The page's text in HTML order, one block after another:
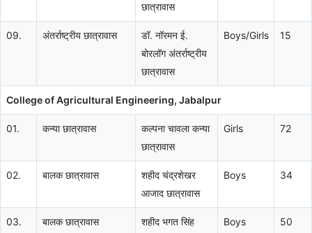
छात्रावास
09. अंतर्राष्ट्रीय छात्रावास
डॉ. नॉरमन ई.
बोरलॉग अंतर्राष्ट्रीय
छात्रावास
Boys/Girls 15
College of Agricultural Engineering, Jabalpur
01. कन्या छात्रावास
कल्पना चावला कन्या
छात्रावास
Girls 72
02. बालक छात्रावास
शहीद चंद्रशेखर
आजाद छात्रावास
Boys 34
03. बालक छात्रावास
शहीद भगत सिंह
Boys 50